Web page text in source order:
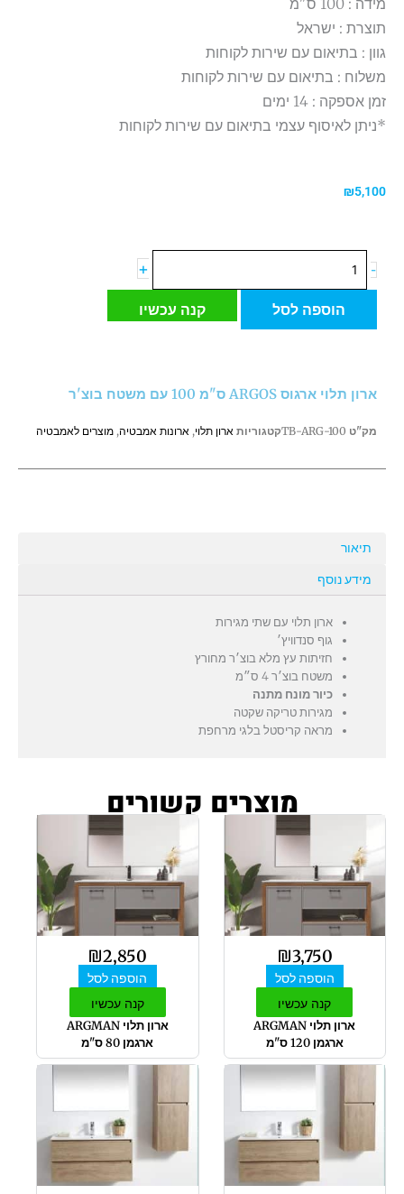
מידה : 100 ס"מ
תוצרת : ישראל
גוון : בתיאום עם שירות לקוחות
משלוח : בתיאום עם שירות לקוחות
זמן אספקה : 14 ימים
*ניתן לאיסוף עצמי בתיאום עם שירות לקוחות
₪5,100
-
של
100
משטח
+
הוספה לסל קנה עכשיו
ארון תלוי ארגוס ARGOS ס"מ 100 עם משטח בוצ'ר
מק"ט TB-ARG-100קטגוריות ארון תלוי, ארונות אמבטיה, מוצרים לאמבטיה
תיאור
מידע נוסף
ארון תלוי עם שתי מגירות
גוף סנדוויץ׳
חזיתות עץ מלא בוצ׳ר מחורץ
משטח בוצ׳ר 4 ס״מ
כיור מונח מתנה
מגירות טריקה שקטה
מראה קריסטל בלגי מרחפת
מוצרים קשורים
₪3,750
הוספה לסל
קנה עכשיו
ארון תלוי ARGMAN
ארגמן 120 ס"מ
₪2,850
הוספה לסל
קנה עכשיו
ארון תלוי ARGMAN
ארגמן 80 ס"מ